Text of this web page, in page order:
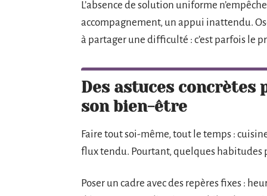
L’absence de solution uniforme
accompagnement, un appui inattendu.
à partager une difficulté : c’est parfois le
Des astuces concrètes
son bien-être
Faire tout soi-même, tout le temps :
flux tendu. Pourtant, quelques
Poser un cadre avec des repères fixes :